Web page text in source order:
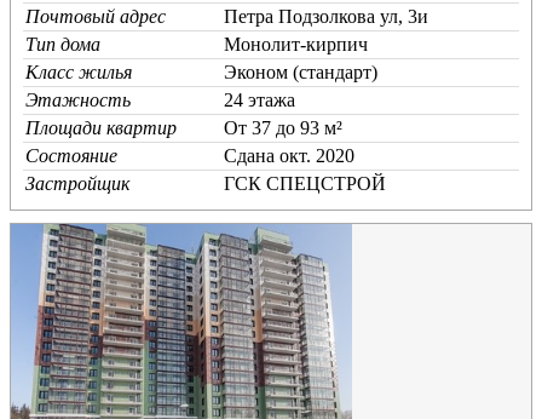
Почтовый адрес
Петра Подзолкова ул, 3и
Тип дома
Монолит-кирпич
Класс жилья
Эконом (стандарт)
Этажность
24 этажа
Площади квартир
От 37 до 93 м²
Состояние
Cдана окт. 2020
Застройщик
ГСК СПЕЦСТРОЙ